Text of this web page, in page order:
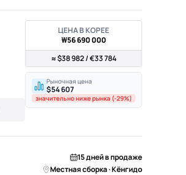
ЦЕНА В КОРЕЕ
₩56 690 000
≈ $38 982 / €33 784
Рыночная цена
$54 607
значительно ниже рынка (-29%)
15 дней в продаже
Местная сборка · Кёнгидо